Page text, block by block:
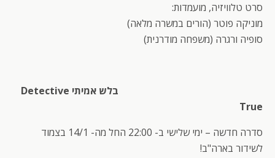
סרט טלוויזיה, מועמדות:
מוניקה פוטר (הורים במשרה מלאה)
סופיה ורגרה (משפחה מודרנית)
בלש אמיתי Detective
True
סדרה חדשה – ימי שלישי ב- 22:00 החל מה- 14/1 בצמוד
לשידור בארה"ב!